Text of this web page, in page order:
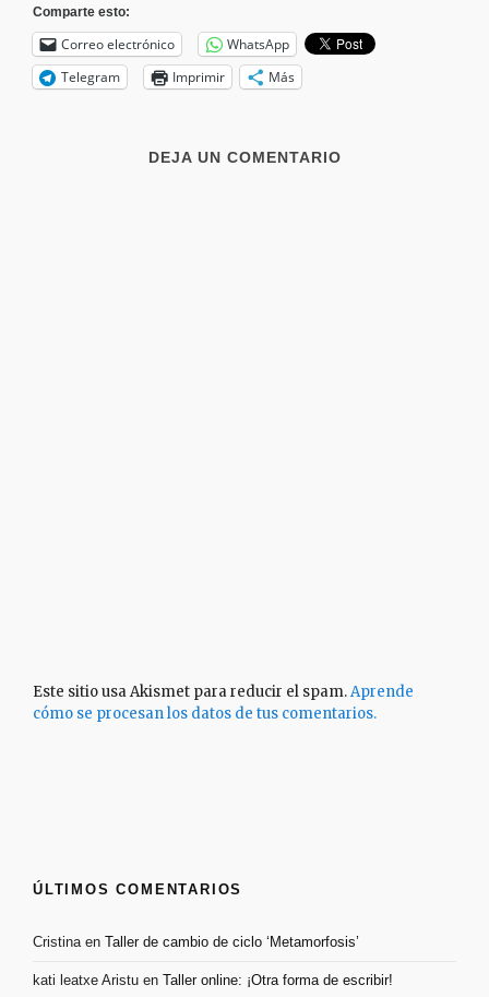
Comparte esto:
Correo electrónico
WhatsApp
Telegram
Imprimir Más
DEJA UN COMENTARIO
Este sitio usa Akismet para reducir el spam.Aprende
cómo se procesan los datos de tus comentarios.
ÚLTIMOS COMENTARIOS
Cristina en Taller de cambio de ciclo ‘Metamorfosis’
kati leatxe Aristu en Taller online: ¡Otra forma de escribir!